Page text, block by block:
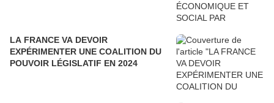
LA FRANCE VA DEVOIR
EXPÉRIMENTER UNE COALITION DU
POUVOIR LÉGISLATIF EN 2024